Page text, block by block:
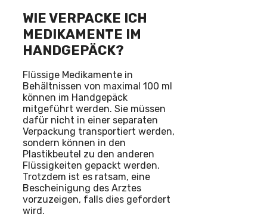
WIE VERPACKE ICH
MEDIKAMENTE IM
HANDGEPÄCK?
Flüssige Medikamente in
Behältnissen von maximal 100 ml
können im Handgepäck
mitgeführt werden. Sie müssen
dafür nicht in einer separaten
Verpackung transportiert werden,
sondern können in den
Plastikbeutel zu den anderen
Flüssigkeiten gepackt werden.
Trotzdem ist es ratsam, eine
Bescheinigung des Arztes
vorzuzeigen, falls dies gefordert
wird.